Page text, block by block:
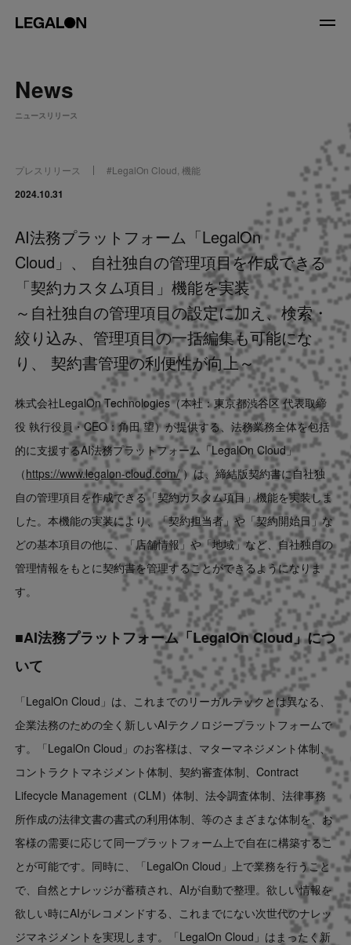
About
Service
News
Recruit
LegalOn Now
Contact
US website
News
ニュースリリース
プレスリリース #LegalOn Cloud ,機能
2024.10.31
AI法務プラットフォーム「LegalOn
Cloud」、 自社独自の管理項目を作成できる
「契約カスタム項目」機能を実装
～自社独自の管理項目の設定に加え、検索・
絞り込み、管理項目の一括編集も可能にな
り、 契約書管理の利便性が向上～
株式会社LegalOn Technologies（本社：東京都渋谷区 代表取締
役 執行役員・CEO：角田 望）が提供する、法務業務全体を包括
的に支援するAI法務プラットフォーム「LegalOn Cloud」
（https://www.legalon-cloud.com/）は、締結版契約書に自社独
自の管理項目を作成できる「契約カスタム項目」機能を実装しま
した。本機能の実装により、「契約担当者」や「契約開始日」な
どの基本項目の他に、「店舗情報」や「地域」など、自社独自の
管理情報をもとに契約書を管理することができるようになりま
す。
■AI法務プラットフォーム「LegalOn Cloud」につ
いて
「LegalOn Cloud」は、これまでのリーガルテックとは異なる、
企業法務のための全く新しいAIテクノロジープラットフォームで
す。「LegalOn Cloud」のお客様は、マターマネジメント体制、
コントラクトマネジメント体制、契約審査体制、Contract
Lifecycle Management（CLM）体制、法令調査体制、法律事務
所作成の法律文書の書式の利用体制、等のさまざまな体制を、お
客様の需要に応じて同一プラットフォーム上で自在に構築するこ
とが可能です。同時に、「LegalOn Cloud」上で業務を行うこと
で、自然とナレッジが蓄積され、AIが自動で整理。欲しい情報を
欲しい時にAIがレコメンドする、これまでにない次世代のナレッ
ジマネジメントを実現します。「LegalOn Cloud」はまったく新